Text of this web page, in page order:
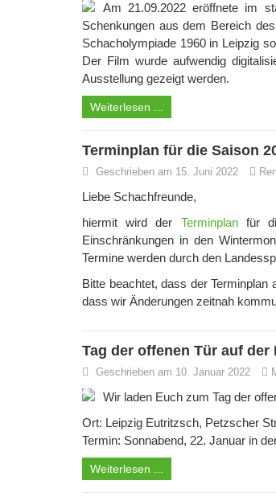
Am 21.09.2022 eröffnete im
Schenkungen aus dem Bereich
Schacholympiade 1960 in Leipzig
Der Film wurde aufwendig
Ausstellung gezeigt werden.
Weiterlesen ...
Terminplan für die Saison
Geschrieben am 15. Juni 2022
Liebe Schachfreunde,
hiermit wird der Terminplanfür
Einschränkungen in den
Termine werden durch den
Bitte beachtet, dass der
dass wir Änderungen zeitnah
Tag der offenen Tür auf
Geschrieben am 10. Januar 2022
Wir laden Euch zum Tag der
Ort: Leipzig Eutritzsch, Petzscher
Termin: Sonn­abend, 22. Ja­nu­ar in
Weiterlesen ...